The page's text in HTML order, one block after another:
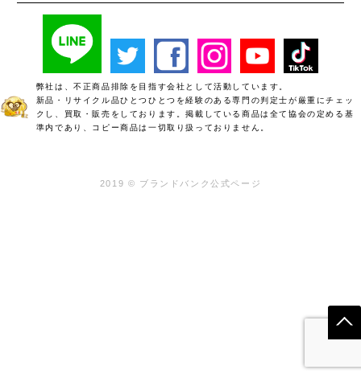
弊社は、不正商品排除を目指す会社として活動しています。
新品・リサイクル品ひとつひとつを経験のある専門の判定士が厳重にチェッ
クし、買取・販売をしております。掲載している商品は全て協会の定める基
準内であり、コピー商品は一切取り扱っておりません。
2019 © ブランドバンク公式ページ